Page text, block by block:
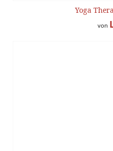
Yoga
von